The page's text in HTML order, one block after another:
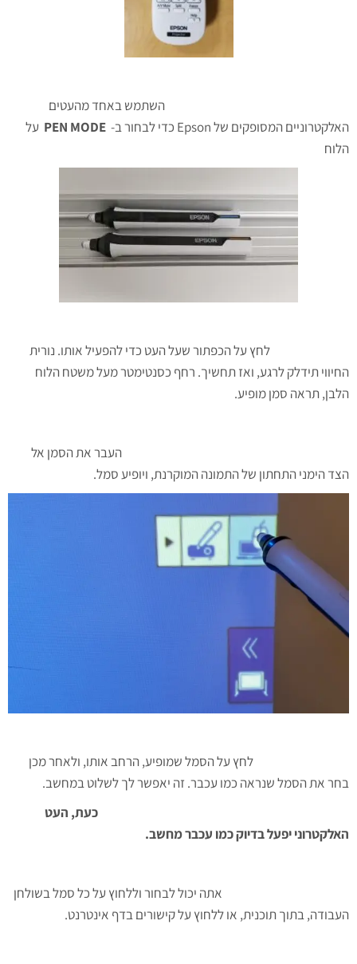
השתמש באחד מהעטים
האלקטרוניים המסופקים של Epson כדי לבחור ב-
PEN MODE על
הלוח
לחץ על הכפתור שעל העט כדי להפעיל אותו. נורית
החיווי תידלק לרגע, ואז תחשיך. רחף כסנטימטר מעל משטח הלוח
הלבן, תראה סמן מופיע.
העבר את הסמן אל
הצד הימני התחתון של התמונה המוקרנת, ויופיע סמל.
לחץ על הסמל שמופיע, הרחב אותו, ולאחר מכן
בחר את הסמל שנראה כמו עכבר. זה יאפשר לך לשלוט במחשב.
כעת, העט
האלקטרוני יפעל בדיוק כמו עכבר מחשב.
אתה יכול לבחור וללחוץ על כל סמל בשולחן
העבודה, בתוך תוכנית, או ללחוץ על קישורים בדף אינטרנט.